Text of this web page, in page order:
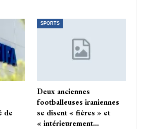
de
SPORTS
Deux anciennes
footballeuses iraniennes
se disent « fières » et
« intérieurement…